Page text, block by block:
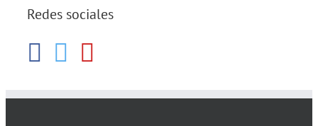
Redes sociales